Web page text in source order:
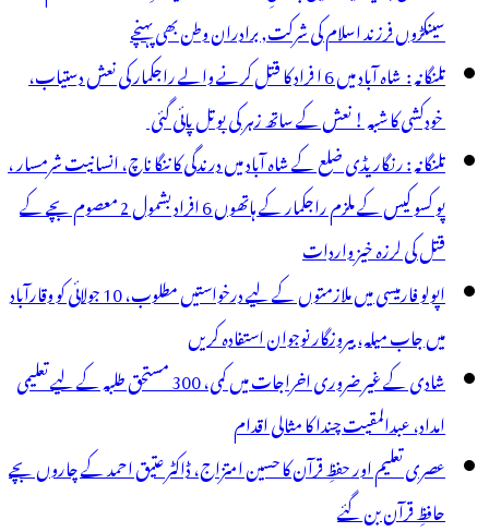
سینکڑوں فرزند اسلام کی شرکت, برادران وطن بھی پہنچے
تلنگانہ : شاہ آباد میں 6 ا فراد کا قتل کرنے والے راجکمار کی نعش دستیاب،
خودکشی کا شبہ ! نعش کے ساتھ زہر کی بوتل پائی گئی
تلنگانہ : رنگاریڈی ضلع کے شاہ آباد میں درندگی کا ننگا ناچ، انسانیت شرمسار ،
پو کسو کیس کے ملزم راجکمار کے ہاتھوں 6 افراد بشمول 2 معصوم بچے کے
قتل کی لرزہ خیز واردات
اپولو فارمیسی میں ملازمتوں کے لیے درخواستیں مطلوب، 10 جولائی کو وقارآباد
میں جاب میلہ، بیروزگار نوجوان استفادہ کریں
شادی کے غیر ضروری اخراجات میں کمی، 300 مستحق طلبہ کے لیے تعلیمی
امداد، عبدالمقیت چندا کا مثالی اقدام
عصری تعلیم اور حفظِ قرآن کا حسین امتزاج، ڈاکٹر عتیق احمد کے چاروں بچے
حافظِ قرآن بن گئے